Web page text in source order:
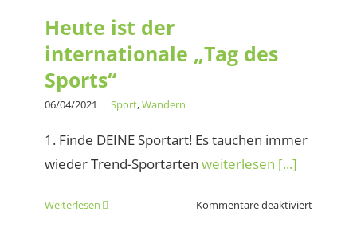
„Tag des Sports“
Heute ist der
internationale „Tag des
Sports“
06/04/2021 | Sport,Wandern
1. Finde DEINE Sportart! Es tauchen immer
wieder Trend-Sportarten weiterlesen [...]
Weiterlesen Kommentare deaktiviertfür